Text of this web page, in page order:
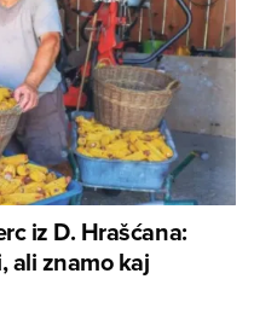
iz D. Hrašćana:
ali znamo kaj